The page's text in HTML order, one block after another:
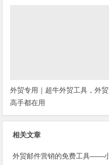
外贸专用｜超牛外贸工具，外贸
高手都在用
相关文章